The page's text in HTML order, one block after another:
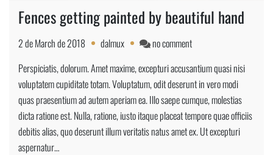
Fences getting painted by beautiful hand
2 de March de 2018 dalmux no commenton
getting
painted
by
beautiful
hand
Perspiciatis, dolorum. Amet maxime, excepturi accusantium quasi nisi
voluptatem cupiditate totam. Voluptatum, odit deserunt in vero modi
quas praesentium ad autem aperiam ea. Illo saepe cumque, molestias
dicta ratione est. Nulla, ratione, iusto itaque placeat tempore quae officiis
debitis alias, quo deserunt illum veritatis natus amet ex. Ut excepturi
aspernatur…